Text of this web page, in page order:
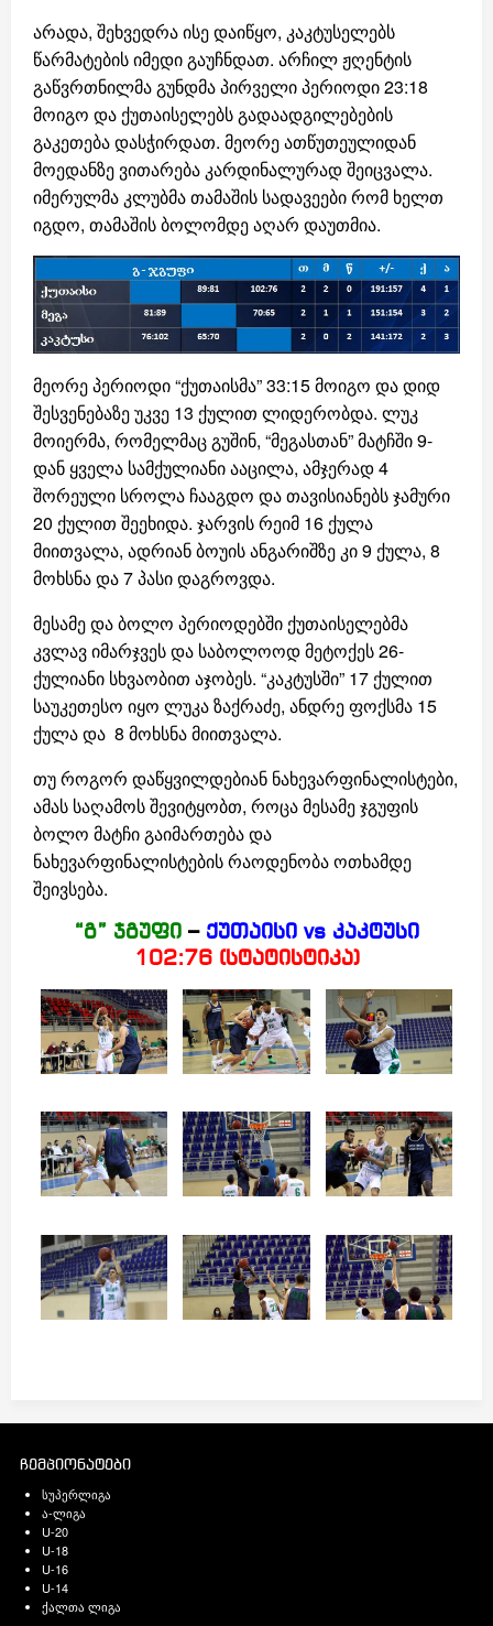
არადა, შეხვედრა ისე დაიწყო, კაკტუსელებს
წარმატების იმედი გაუჩნდათ. არჩილ ჟღენტის
გაწვრთნილმა გუნდმა პირველი პერიოდი 23:18
მოიგო და ქუთაისელებს გადაადგილებების
გაკეთება დასჭირდათ. მეორე ათწუთეულიდან
მოედანზე ვითარება კარდინალურად შეიცვალა.
იმერულმა კლუბმა თამაშის სადავეები რომ ხელთ
იგდო, თამაშის ბოლომდე აღარ დაუთმია.
მეორე პერიოდი “ქუთაისმა” 33:15 მოიგო და დიდ
შესვენებაზე უკვე 13 ქულით ლიდერობდა. ლუკ
მოიერმა, რომელმაც გუშინ, “მეგასთან” მატჩში 9-
დან ყველა სამქულიანი ააცილა, ამჯერად 4
შორეული სროლა ჩააგდო და თავისიანებს ჯამური
20 ქულით შეეხიდა. ჯარვის რეიმ 16 ქულა
მიითვალა, ადრიან ბოუის ანგარიშზე კი 9 ქულა, 8
მოხსნა და 7 პასი დაგროვდა.
მესამე და ბოლო პერიოდებში ქუთაისელებმა
კვლავ იმარჯვეს და საბოლოოდ მეტოქეს 26-
ქულიანი სხვაობით აჯობეს. “კაკტუსში” 17 ქულით
საუკეთესო იყო ლუკა ზაქრაძე, ანდრე ფოქსმა 15
ქულა და 8 მოხსნა მიითვალა.
თუ როგორ დაწყვილდებიან ნახევარფინალისტები,
ამას საღამოს შევიტყობთ, როცა მესამე ჯგუფის
ბოლო მატჩი გაიმართება და
ნახევარფინალისტების რაოდენობა ოთხამდე
შეივსება.
“გ” ჯგუფი – ქუთაისი vs კაკტუსი
102:76 (სტატისტიკა)
ჩემპიონატები
სუპერლიგა
ა-ლიგა
U-20
U-18
U-16
U-14
ქალთა ლიგა